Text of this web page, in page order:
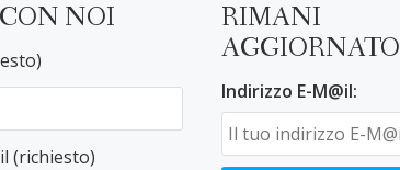
NOI
(richiesto)
RIMANI
AGGIORNATO
Indirizzo E-M@il: